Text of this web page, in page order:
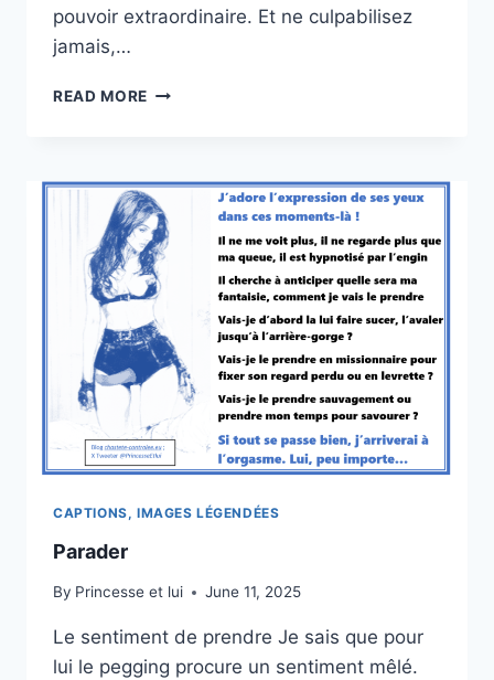
pouvoir extraordinaire. Et ne culpabilisez
jamais,…
READ MORE FAITES-
CAPTIONS, IMAGES LÉGENDÉES
Parader
By Princesse et lui June 11, 2025
Le sentiment de prendre Je sais que pour
lui le pegging procure un sentiment mêlé.